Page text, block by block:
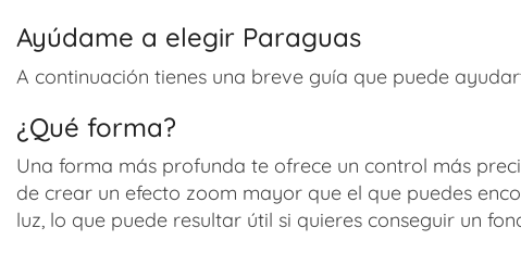
Ayúdame a elegir Paraguas
A continuación tienes una breve guía que puede
¿Qué forma?
Una forma más profunda te ofrece un control más
de crear un efecto zoom mayor que el que puedes
luz, lo que puede resultar útil si quieres conseguir un